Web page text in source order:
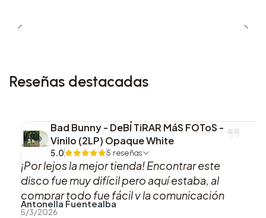
Reseñas destacadas
Bad Bunny - DeBÍ TiRAR MáS FOToS -
Vinilo (2LP) Opaque White
5.0 5 reseñas
¡Por lejos la mejor tienda! Encontrar este
disco fue muy difícil pero aquí estaba, al
comprar todo fue fácil y la comunicación
sobre el proceso y las actualizaciones de mi
Antonella Fuentealba
5/3/2026